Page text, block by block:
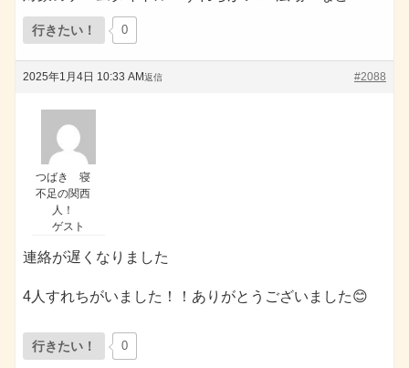
行きたい！ 0
2025年1月4日 10:33 AM #2088
返信
つばき 寝
不足の関西
人！
ゲスト
連絡が遅くなりました
4人すれちがいました！！ありがとうございました😊
行きたい！ 0